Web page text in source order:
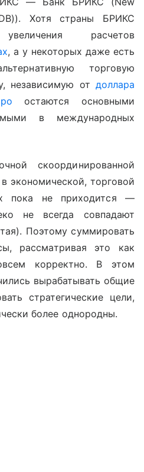
Хотя страны БРИКС
расчетов
, а у некоторых даже есть
торговую
независимую от доллара
остаются основными
в международных
скоординированной
экономической, торговой
пока не приходится —
не всегда совпадают
Поэтому суммировать
рассматривая это как
корректно. В этом
вырабатывать общие
стратегические цели,
более однородны.